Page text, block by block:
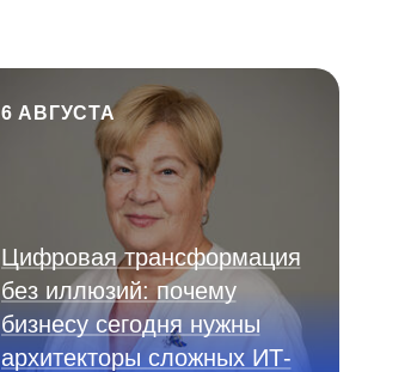
6 АВГУСТА
Цифровая трансформация
без иллюзий: почему
бизнесу сегодня нужны
архитекторы сложных ИТ-